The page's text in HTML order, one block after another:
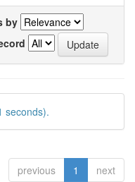
by
seconds).
previous 1 next